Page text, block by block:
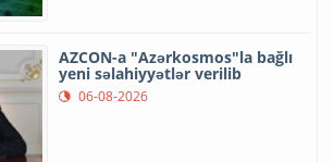
AZCON-a "Azərkosmos"la bağlı
yeni səlahiyyətlər verilib
06-08-2026